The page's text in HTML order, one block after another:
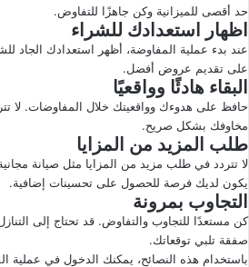
حد أقصى للميزانية وكن جاهزًا للتفاوض.
اظهار استعدادك للشراء
عند بدء عملية المفاوضة، أظهر استعدادك الجاد
على تقديم عروض أفضل.
البقاء هادئًا وواقعيًا
حافظ على هدوءك وواقعيتك خلال المفاوضات. لا
مخاوفك بشكل صريح.
طلب المزيد من المزايا
لا تتردد في طلب مزيد من المزايا مثل صيانة
يكون لديك فرصة للحصول على تحسينات إضافية.
التجاوب بمرونة
كن مستعدًا للتجاوب والتفاوض. قد تحتاج إلى
صفقة تلبي توقعاتك.
باستخدام هذه النصائح، يمكنك الدخول في عملية